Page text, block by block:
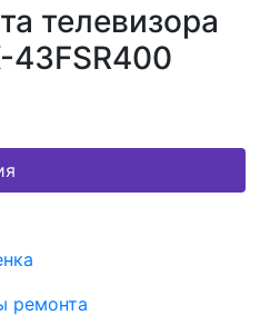
телевизора
43FSR400
ремонта